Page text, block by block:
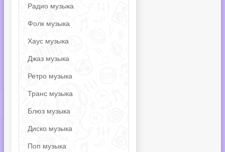
Радио музыка
Фолк музыка
Хаус музыка
Джаз музыка
Ретро музыка
Транс музыка
Блюз музыка
Диско музыка
Поп музыка